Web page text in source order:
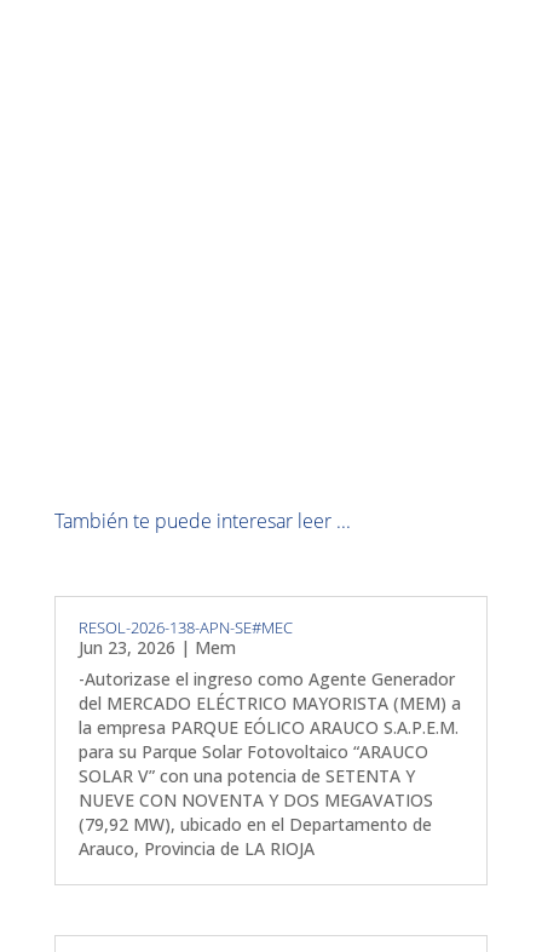
También te puede interesar leer ...
RESOL-2026-138-APN-SE#MEC
Jun 23, 2026 | Mem
-Autorizase el ingreso como Agente Generador
del MERCADO ELÉCTRICO MAYORISTA (MEM) a
la empresa PARQUE EÓLICO ARAUCO S.A.P.E.M.
para su Parque Solar Fotovoltaico “ARAUCO
SOLAR V” con una potencia de SETENTA Y
NUEVE CON NOVENTA Y DOS MEGAVATIOS
(79,92 MW), ubicado en el Departamento de
Arauco, Provincia de LA RIOJA